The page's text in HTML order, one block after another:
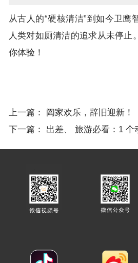
从古人的“硬核清洁”到如今卫鹰
人类对如厕清洁的追求从未停止
你体验！
上一篇： 阖家欢乐，辞旧迎新！
下一篇： 出差、 旅游必看：1 个